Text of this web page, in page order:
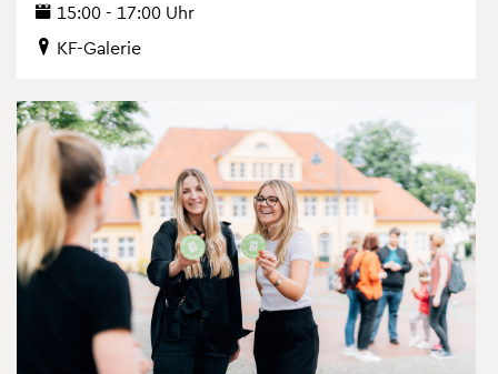
15:00 - 17:00 Uhr
KF-Ga­le­rie